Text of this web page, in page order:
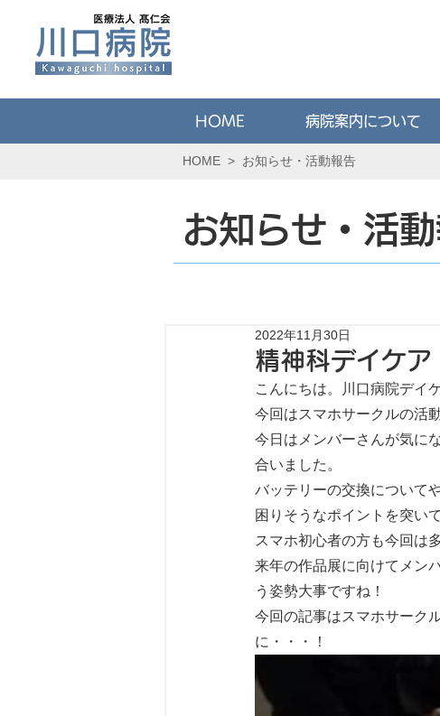
HOME 病院案内について
HOME > お知らせ・活動報告
お知らせ・活
精神科デイケア
2022年11月30日
こんにちは。川口病院デイ
今回はスマホサークルの活
今日はメンバーさんが気に
合いました。
バッテリーの交換について
困りそうなポイントを突い
スマホ初心者の方も今回は
来年の作品展に向けてメン
う姿勢大事ですね！
今回の記事はスマホサーク
に・・・！